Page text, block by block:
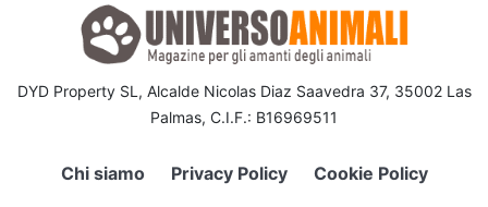
DYD Property SL, Alcalde Nicolas Diaz Saavedra 37, 35002 Las
Palmas, C.I.F.: B16969511
Chi siamo Privacy Policy Cookie Policy